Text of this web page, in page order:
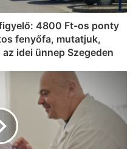
4800 Ft-os ponty
fenyőfa, mutatjuk,
idei ünnep Szegeden